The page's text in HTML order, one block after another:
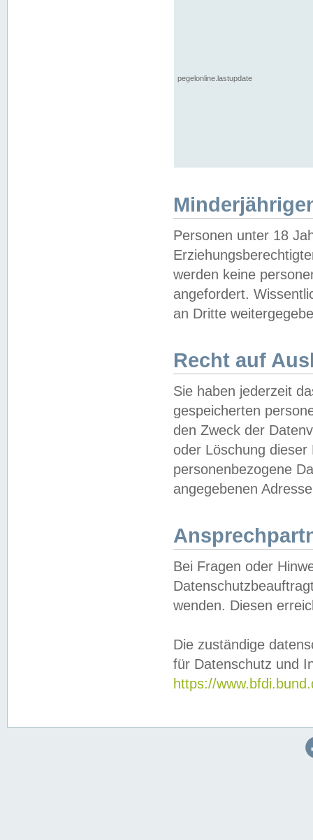
pegelonline.lastupdate
Personen unter 18
werden keine
angefordert.
an Dritte
Recht auf
Sie haben jederzeit
gespeicherten
den Zweck der
oder Löschung
personenbezogene
angegebenen
Bei Fragen oder
wenden. Diesen
Die zuständige
für Datenschutz und
https://